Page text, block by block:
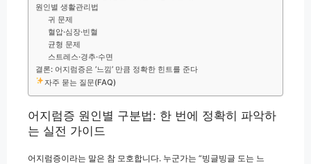
원인별 생활관리법
귀 문제
혈압·심장·빈혈
균형 문제
스트레스·경추·수면
결론: 어지럼증은 ‘느낌’ 만큼 정확한 힌트를 준다
자주 묻는 질문(FAQ)
어지럼증 원인별 구분법: 한 번에 정확히 파악하
는 실전 가이드
어지럼증이라는 말은 참 모호합니다. 누군가는 “빙글빙글 도는 느